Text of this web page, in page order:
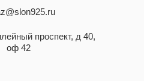
проспект, д 40,
оф 42